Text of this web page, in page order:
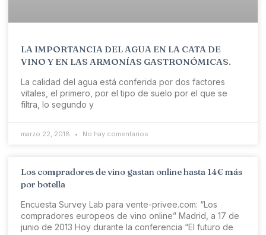
LA IMPORTANCIA DEL AGUA EN LA CATA DE
VINO Y EN LAS ARMONÍAS GASTRONÓMICAS.
La calidad del agua está conferida por dos factores
vitales, el primero, por el tipo de suelo por el que se
filtra, lo segundo y
marzo 22, 2018 No hay comentarios
Los compradores de vino gastan online hasta 14€ más
por botella
Encuesta Survey Lab para vente-privee.com: “Los
compradores europeos de vino online” Madrid, a 17 de
junio de 2013 Hoy durante la conferencia “El futuro de